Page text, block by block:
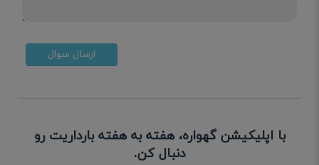
ارسال سوال
با اپلیکیشن گهواره، هفته به هفته بارداریت رو
دنبال کن.